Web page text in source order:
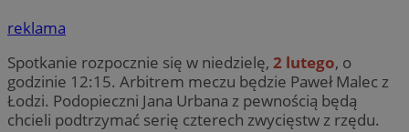
reklama
Spotkanie rozpocznie się w niedzielę, 2 lutego, o
godzinie 12:15. Arbitrem meczu będzie Paweł Malec z
Łodzi. Podopieczni Jana Urbana z pewnością będą
chcieli podtrzymać serię czterech zwycięstw z rzędu.